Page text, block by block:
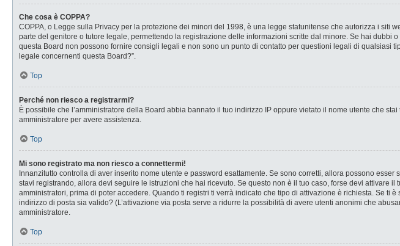
Che cosa è COPPA?
COPPA, o Legge sulla Privacy per la protezione dei minori del 1998, è una legge statunitense che autorizza i
parte del genitore o tutore legale, permettendo la registrazione delle informazioni scritte dal minore. Se hai
questa Board non possono fornire consigli legali e non sono un punto di contatto per questioni legali di qualsiasi
legale concernenti questa Board?”.
Top
Perché non riesco a registrarmi?
È possibile che l’amministratore della Board abbia bannato il tuo indirizzo IP oppure vietato il nome utente che
amministratore per avere assistenza.
Top
Mi sono registrato ma non riesco a connettermi!
Innanzitutto controlla di aver inserito nome utente e password esattamente. Se sono corretti, allora possono
stavi registrando, allora devi seguire le istruzioni che hai ricevuto. Se questo non è il tuo caso, forse devi attivare
amministratori, prima di poter accedere. Quando ti registri ti verrà indicato che tipo di attivazione è richiesta. Se
indirizzo di posta sia valido? (L’attivazione via posta serve a ridurre la possibilità di avere utenti anonimi che
amministratore.
Top